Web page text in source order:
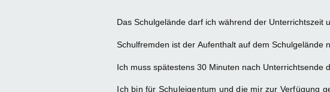
Das Schulgelände darf ich während der Unterrichtszeit
Schulfremden ist der Aufenthalt auf dem Schulgelände
Ich muss spätestens 30 Minuten nach Unterrichtsende
Ich bin für Schuleigentum und die mir zur Verfügung